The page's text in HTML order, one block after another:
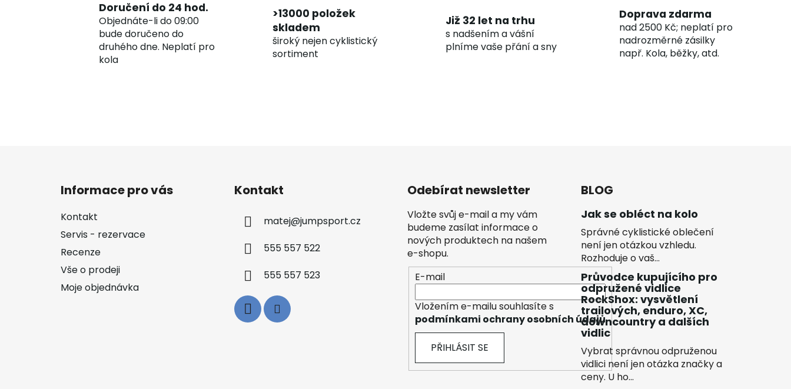
Doručení do 24 hod.
Objednáte-li do 09:00
bude doručeno do
druhého dne. Neplatí pro
kola
>13000 položek
skladem
široký nejen cyklistický
sortiment
Již 32 let na trhu
s nadšením a vášní
plníme vaše přání a sny
Doprava zdarma
nad 2500 Kč; neplatí pro
nadrozměrné zásilky
např. Kola, běžky, atd.
Informace pro vás
Kontakt
Servis - rezervace
Recenze
Vše o prodeji
Moje objednávka
Kontakt
matej@jumpsport.cz
555 557 522
555 557 523
Odebírat newsletter
Vložte svůj e-mail a my vám
budeme zasílat informace o
nových produktech na našem
e-shopu.
E-mail
Vložením e-mailu souhlasíte s
podmínkami ochrany osobních údajů
PŘIHLÁSIT SE
BLOG
Jak se obléct na kolo
Správné cyklistické oblečení
není jen otázkou vzhledu.
Rozhoduje o vaš...
Průvodce kupujícího pro
odpružené vidlice
RockShox: vysvětlení
trailových, enduro, XC,
downcountry a dalších
vidlic
Vybrat správnou odpruženou
vidlici není jen otázka značky a
ceny. U ho...